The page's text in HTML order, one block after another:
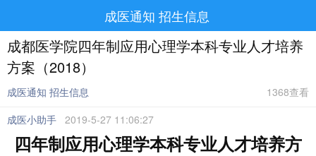
成医通知 招生信息
成都医学院四年制应用心理学本科专业人才培养
方案（2018）
成医通知 招生信息
1368查看
成医小助手 2019-5-27 11:06:27
四年制应用心理学本科专业人才培养方